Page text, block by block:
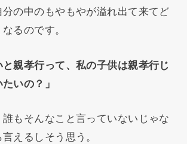
の中のもやもやが溢れ出て来てど
るのです。
と親孝行って、私の子供は親孝行じ
いの？」
もそんなこと言っていないじゃな
えるしそう思う。